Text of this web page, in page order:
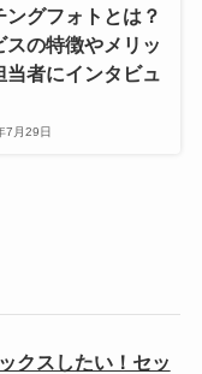
ングフォトとは？
スの特徴やメリッ
当者にインタビュ
7月29日
クスしたい！セッ